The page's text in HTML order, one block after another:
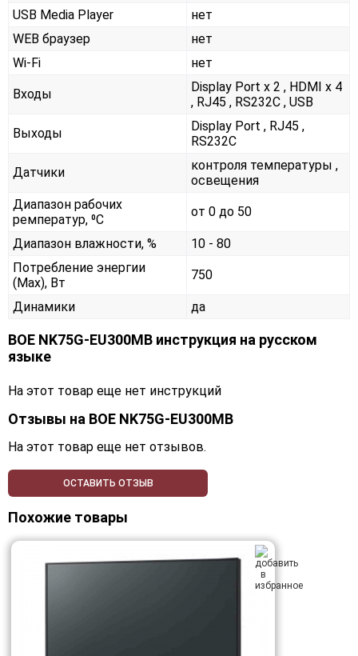
USB Media Player
нет
WEB браузер
нет
Wi-Fi
нет
Входы
Display Port x 2 , HDMI x 4
, RJ45 , RS232С , USB
Выходы
Display Port , RJ45 ,
RS232С
Датчики
контроля температуры ,
освещения
Диапазон рабочих
ремператур, ⁰С
от 0 до 50
Диапазон влажности, %
10 - 80
Потребление энергии
(Max), Вт
750
Динамики да
BOE NK75G-EU300MB инструкция на русском
языке
На этот товар еще нет инструкций
Отзывы на BOE NK75G-EU300MB
На этот товар еще нет отзывов.
ОСТАВИТЬ ОТЗЫВ
Похожие товары